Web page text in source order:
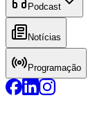
Podcast
Notícias
Programação